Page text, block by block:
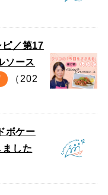
ピ／第17
ソース
（202
ボケー
ました